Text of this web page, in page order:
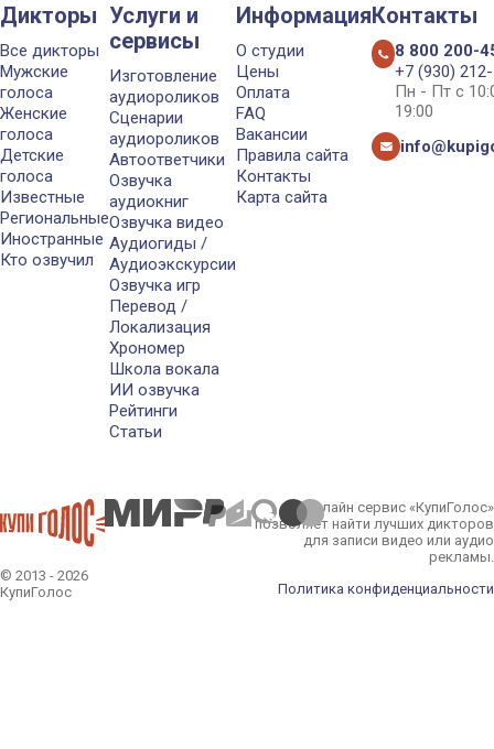
Дикторы
Все дикторы
Мужские
голоса
Женские
голоса
Детские
голоса
Известные
Региональные
Иностранные
Кто озвучил
Услуги и
сервисы
Изготовление
аудиороликов
Сценарии
аудиороликов
Автоответчики
Озвучка
аудиокниг
Озвучка видео
Аудиогиды /
Аудиоэкскурсии
Озвучка игр
Перевод /
Локализация
Хрономер
Школа вокала
ИИ озвучка
Рейтинги
Статьи
Информация
О студии
Цены
Оплата
FAQ
Вакансии
Правила сайта
Контакты
Карта сайта
Контакты
8 800 200-
+7 (930)
Пн - Пт с
19:00
© 2013 - 2026
КупиГолос
Онлайн сервис «КупиГолос»
позволяет найти лучших дикторов
для записи видео или аудио
рекламы.
Политика конфиденциальности